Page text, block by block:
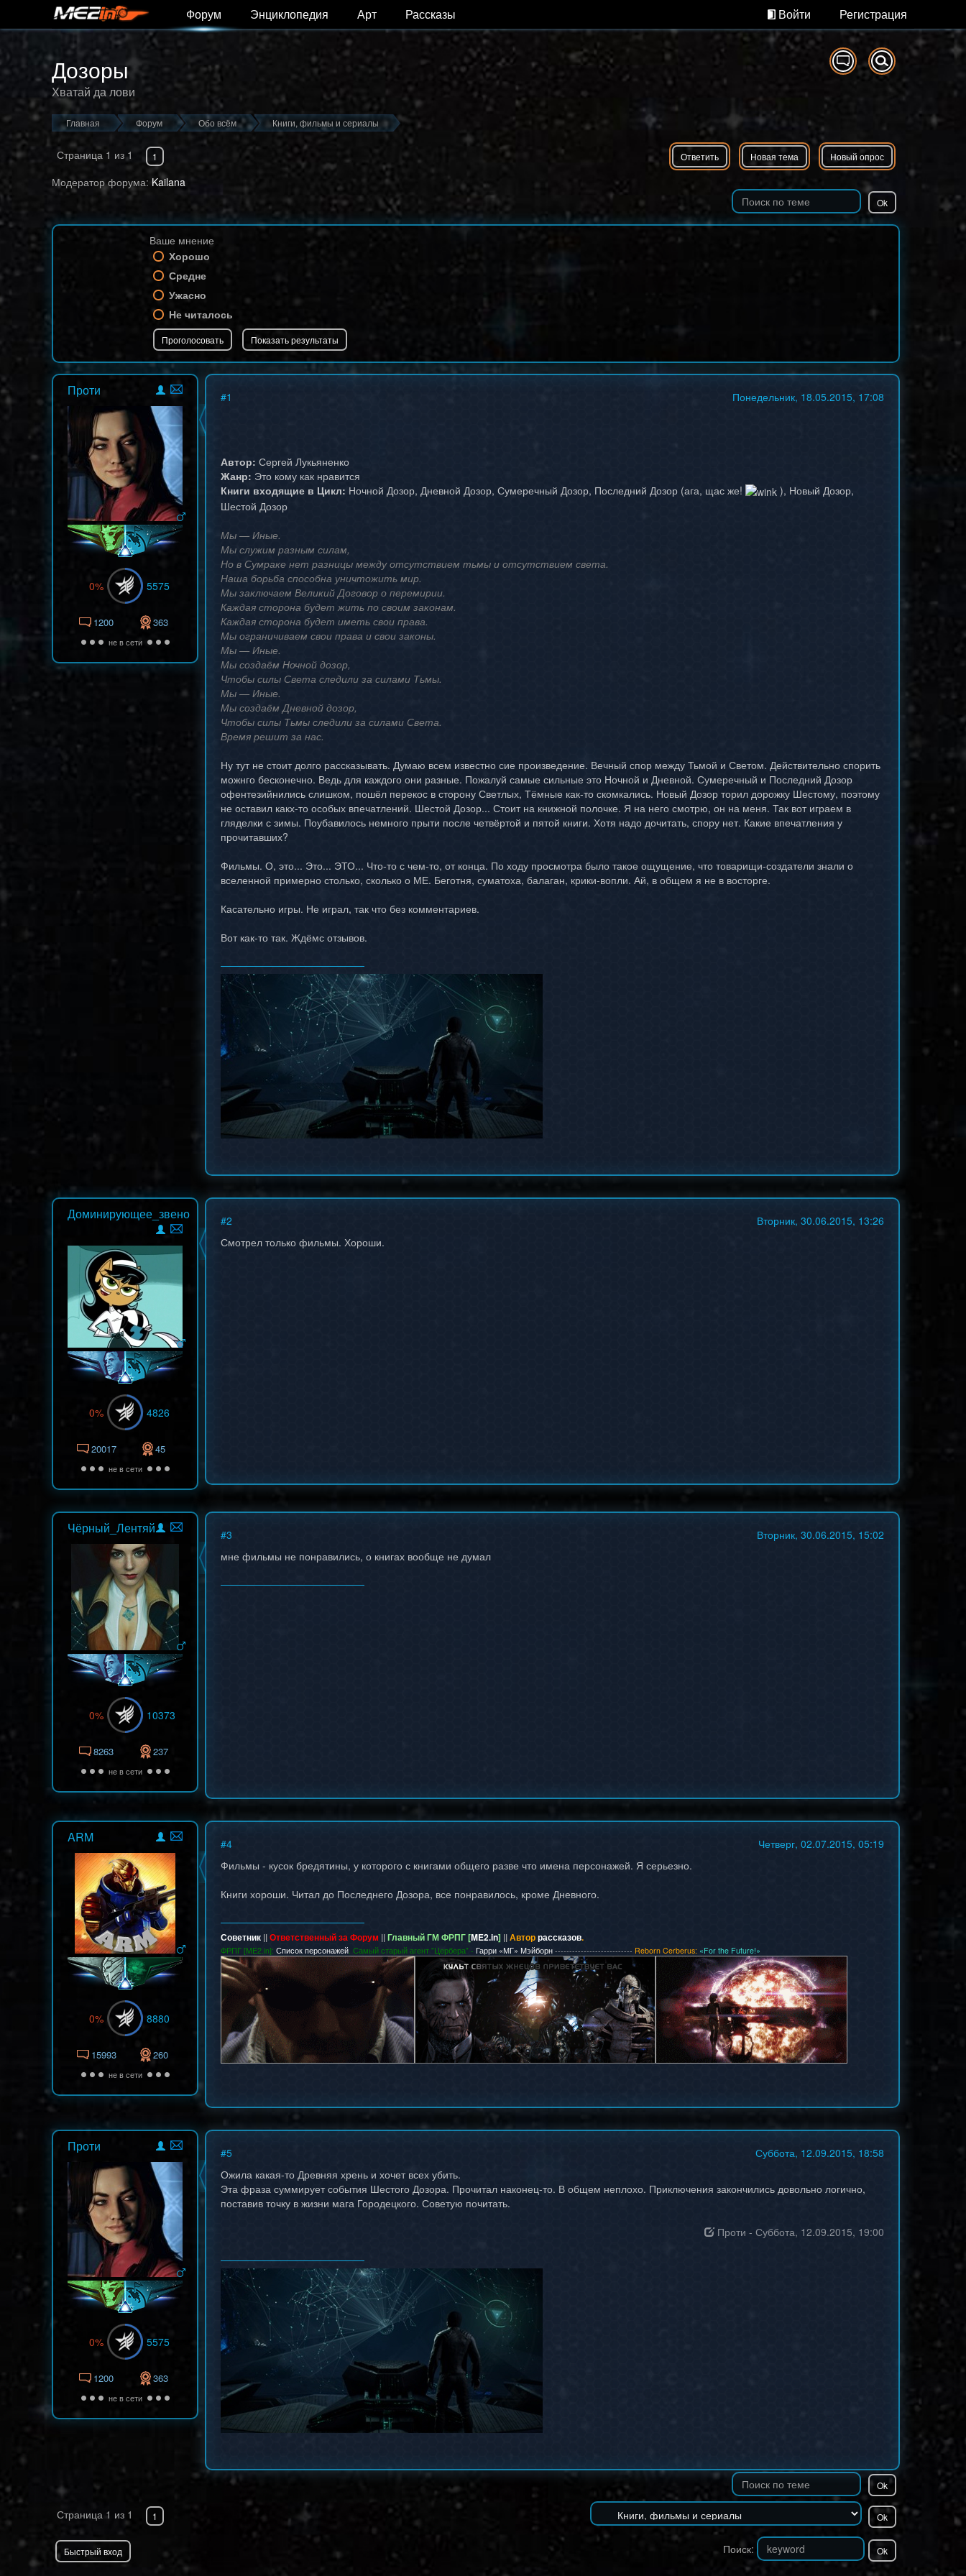
Форум Энциклопедия Арт Рассказы Войти Регистрация
Дозоры
Хватай да лови
Главная Форум Обо всём Книги, фильмы и сериалы
Страница 1 из1 1 Ответить Новая тема Новый опрос
Модератор форума: Kailana
Ваше мнение
Хорошо
Средне
Ужасно
Не читалось
Проти
0% 5575
1200 363
не в сети
#1 Понедельник, 18.05.2015, 17:08
Автор: Сергей Лукьяненко
Жанр: Это кому как нравится
Книги входящие в Цикл: Ночной Дозор, Дневной Дозор, Сумеречный Дозор, Последний Дозор (ага, щас же!
), Новый Дозор,
Шестой Дозор
Мы — Иные.
Мы служим разным силам,
Но в Сумраке нет разницы между отсутствием тьмы и отсутствием света.
Наша борьба способна уничтожить мир.
Мы заключаем Великий Договор о перемирии.
Каждая сторона будет жить по своим законам.
Каждая сторона будет иметь свои права.
Мы ограничиваем свои права и свои законы.
Мы — Иные.
Мы создаём Ночной дозор,
Чтобы силы Света следили за силами Тьмы.
Мы — Иные.
Мы создаём Дневной дозор,
Чтобы силы Тьмы следили за силами Света.
Время решит за нас.
Ну тут не стоит долго рассказывать. Думаю всем известно сие произведение. Вечный спор между Тьмой и Светом. Действительно спорить
можнго бесконечно. Ведь для каждого они разные. Пожалуй самые сильные это Ночной и Дневной. Сумеречный и Последний Дозор
офентезийнились слишком, пошёл перекос в сторону Светлых, Тёмные как-то скомкались. Новый Дозор торил дорожку Шестому, поэтому
не оставил какх-то особых впечатлений. Шестой Дозор... Стоит на книжной полочке. Я на него смотрю, он на меня. Так вот играем в
гляделки с зимы. Поубавилось немного прыти после четвёртой и пятой книги. Хотя надо дочитать, спору нет. Какие впечатления у
прочитавших?
Фильмы. О, это... Это... ЭТО... Что-то с чем-то, от конца. По ходу просмотра было такое ощущение, что товарищи-создатели знали о
вселенной примерно столько, сколько о МЕ. Беготня, суматоха, балаган, крики-вопли. Ай, в общем я не в восторге.
Касательно игры. Не играл, так что без комментариев.
Вот как-то так. Ждёмс отзывов.
Стоит послушать.
Доминирующее_звено
0% 4826
20017 45
не в сети
#2
Вторник, 30.06.2015, 13:26
Смотрел только фильмы. Хороши.
Чёрный_Лентяй
0% 10373
8263 237
не в сети
#3
Вторник, 30.06.2015, 15:02
мне фильмы не понравились, о книгах вообще не думал
ARM
0% 8880
15993 260
не в сети
#4
Четверг, 02.07.2015, 05:19
Фильмы - кусок бредятины, у которого с книгами общего разве что имена персонажей. Я серьезно.
Книги хороши. Читал до Последнего Дозора, все понравилось, кроме Дневного.
Советник ||Ответственный за Форум ||Главный ГМ ФРПГ [ME2.in] ||Авторрассказов.
ФРПГ [ME2.in]: Список персонажей. Самый старый агент "Цербера" - Гарри «МГ» Мэйборн --------------------------- Reborn Cerberus: «For the Future!»
Проти
0% 5575
1200 363
не в сети
#5
Суббота, 12.09.2015, 18:58
Ожила какая-то Древняя хрень и хочет всех убить.
Эта фраза суммирует события Шестого Дозора. Прочитал наконец-то. В общем неплохо. Приключения закончились довольно логично,
поставив точку в жизни мага Городецкого. Советую почитать.
Проти - Суббота, 12.09.2015, 19:00
Стоит послушать.
Страница 1 из 1 1
Поиск: